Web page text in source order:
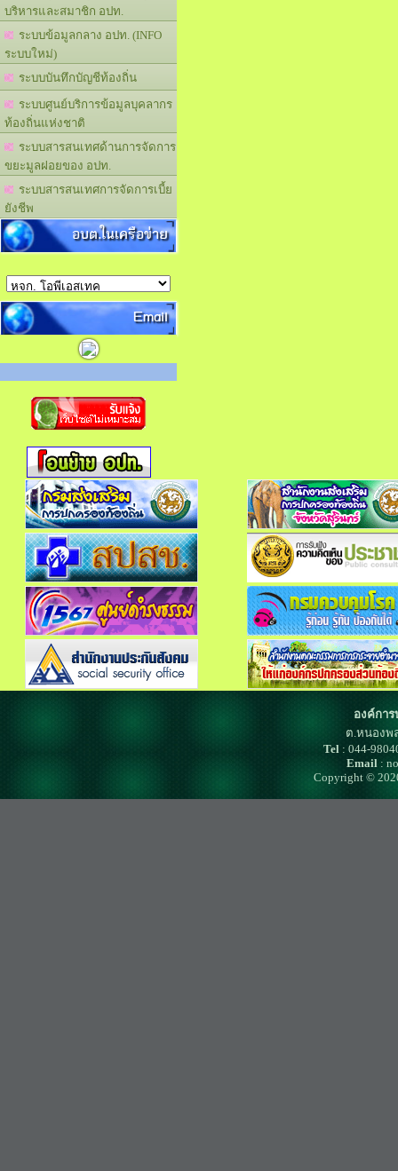
บริหารและสมาชิก อปท.
ระบบข้อมูลกลาง อปท. (INFO
ระบบใหม่)
ระบบบันทึกบัญชีท้องถิ่น
ระบบศูนย์บริการข้อมูลบุคลากร
ท้องถิ่นแห่งชาติ
ระบบสารสนเทศด้านการจัดการ
ขยะมูลฝอยของ อปท.
ระบบสารสนเทศการจัดการเบี้ย
ยังชีพ
อบต.ในเครือข่าย
Email
องค์กา
ต.หนองพ
Tel: 044-
Email :
Copyright ©